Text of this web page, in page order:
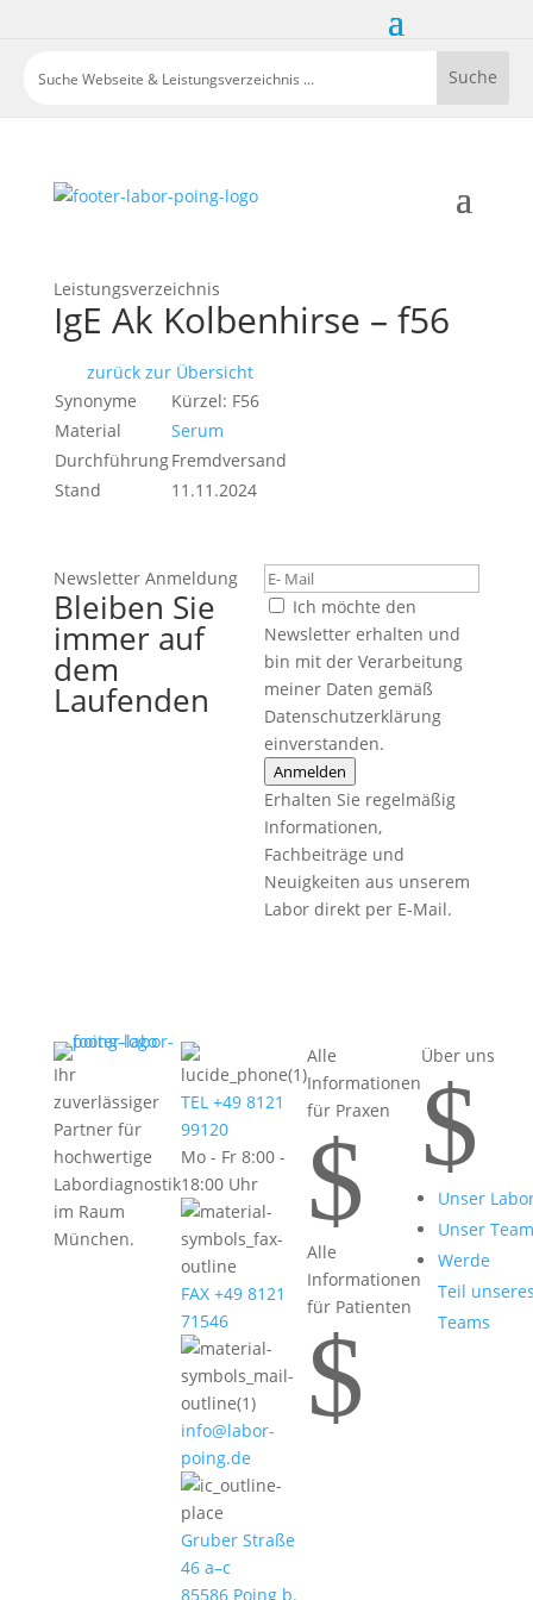
Leistungsverzeichnis
IgE Ak Kolbenhirse – f56
zurück zur Übersicht
Synonyme
Kürzel: F56
Material
Serum
DurchführungFremdversand
Stand
11.11.2024
Newsletter Anmeldung
Bleiben Sie
immer auf
dem
Laufenden
Ich möchte den
Newsletter erhalten und
bin mit der Verarbeitung
meiner Daten gemäß
Datenschutzerklärung
einverstanden.
Anmelden
Erhalten Sie regelmäßig
Informationen,
Fachbeiträge und
Neuigkeiten aus unserem
Labor direkt per E-Mail.
Ihr
zuverlässiger
Partner für
hochwertige
Labordiagnostik
im Raum
München.
TEL +49 8121
99120
Mo - Fr 8:00 -
18:00 Uhr
FAX +49 8121
71546
info@labor-
poing.de
Gruber Straße
46 a–c
85586 Poing b.
Alle
Informationen
für Praxen
$
Alle
Informationen
für Patienten
$
Über uns
$
Unser
Unser Team
Werde
Teil
Teams